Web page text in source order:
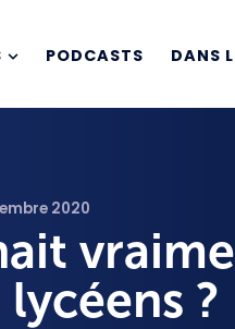
PODCASTS DANS
2020
?